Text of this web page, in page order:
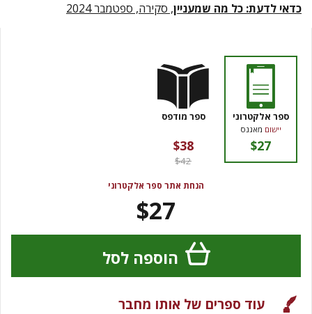
כדאי לדעת: כל מה שמעניין, סקירה, ספטמבר 2024
ספר אלקטרוני
יישום מאגנס
$27
ספר מודפס
$38
$42
הנחת אתר ספר אלקטרוני
$27
הוספה לסל
עוד ספרים של אותו מחבר